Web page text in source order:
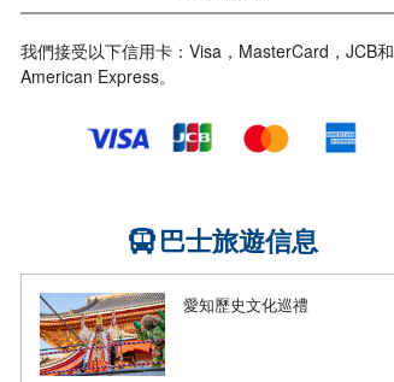
我們接受以下信用卡：Visa，MasterCard，JCB和
American Express。
巴士旅遊信息
愛知歷史文化巡禮